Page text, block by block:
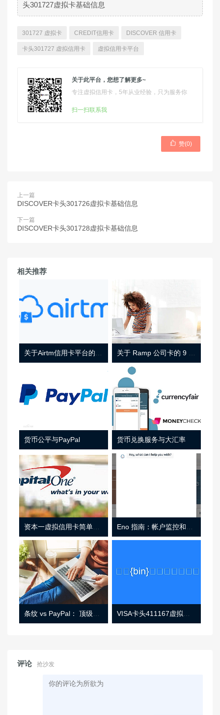
头301727虚拟卡基础信息
301727 虚拟卡 CREDIT信用卡 DISCOVER 信用卡
卡头301727 虚拟信用卡 虚拟信用卡平台
关于此平台，您想了解更多~
专注虚拟信用卡，5年从业经验，只为服务你
扫一扫联系我
 赞(0)
上一篇
DISCOVER卡头301726虚拟卡基础信息
下一篇
DISCOVER卡头301728虚拟卡基础信息
相关推荐
货币公平与PayPal 货币兑换服务与大汇率
资本一虚拟信用卡简单介绍
条纹 vs PayPal： 顶级功能， 定价 （和更多！ VISA卡头411167虚拟卡基础信息
评论 抢沙发